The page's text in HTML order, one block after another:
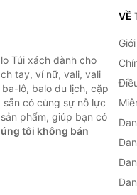
Túi xách dành cho
tay, ví nữ, vali, vali
lô, balo du lịch, cặp
có cùng sự nỗ lực
phẩm, giúp bạn có
tôi không bán
VỀ